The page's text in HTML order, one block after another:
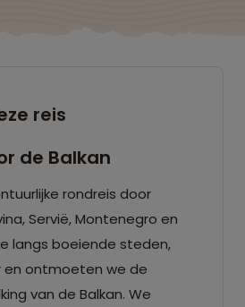
reis
de Balkan
rondreis door
Servië, Montenegro en
langs boeiende steden,
ontmoeten we de
van de Balkan. We